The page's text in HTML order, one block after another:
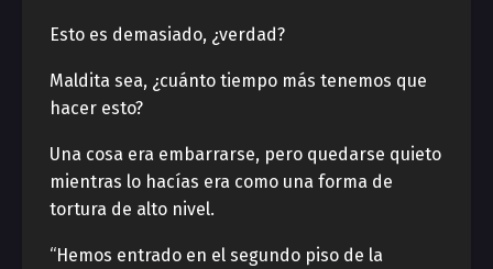
Esto es demasiado, ¿verdad?
Maldita sea, ¿cuánto tiempo más tenemos que
hacer esto?
Una cosa era embarrarse, pero quedarse quieto
mientras lo hacías era como una forma de
tortura de alto nivel.
“Hemos entrado en el segundo piso de la